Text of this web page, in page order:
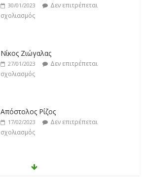
30/01/2023
Δεν επιτρέπεται
σχολιασμός
Νίκος Ζιώγαλας
27/01/2023
Δεν επιτρέπεται
σχολιασμός
Απόστολος Ρίζος
17/02/2023
Δεν επιτρέπεται
σχολιασμός
Μικρές Περιπλανήσεις